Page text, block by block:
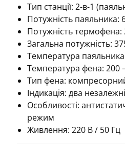
Тип станції: 2-в-1
Потужність паяльника:
Потужність термофена:
Загальна потужність:
Температура
Температура фена: 200
Тип фена:
Індикація: два
Особливості:
режим
Живлення: 220 В / 50 Гц